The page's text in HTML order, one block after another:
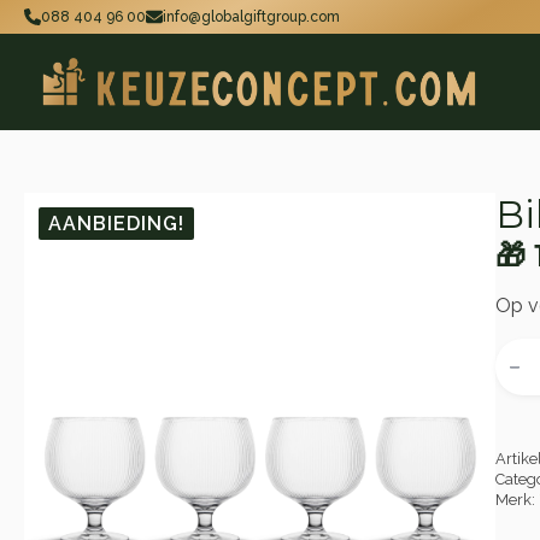
088 404 96 00 info@globalgiftgroup.com
AANBIEDING!
🎁
🎁
Op
Merk: